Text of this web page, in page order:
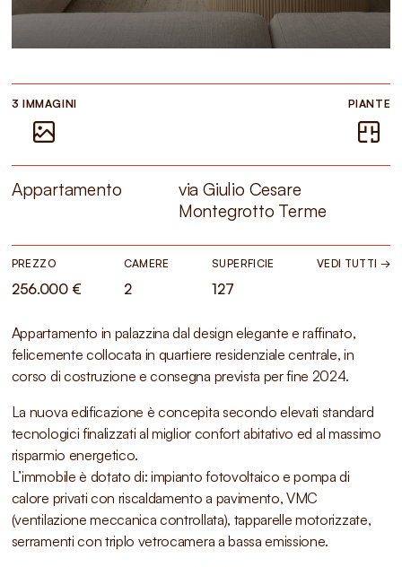
3 IMMAGINI PIANTE
Appartamento
via Giulio Cesare
Montegrotto Terme
PREZZO
256.000 €
CAMERE
2
SUPERFICIE
127
VEDI TUTTI →
Appartamento in palazzina dal design elegante e raffinato,
felicemente collocata in quartiere residenziale centrale, in
corso di costruzione e consegna prevista per fine 2024.
La nuova edificazione è concepita secondo elevati standard
tecnologici finalizzati al miglior confort abitativo ed al massimo
risparmio energetico.
L’immobile è dotato di: impianto fotovoltaico e pompa di
calore privati con riscaldamento a pavimento, VMC
(ventilazione meccanica controllata), tapparelle motorizzate,
serramenti con triplo vetrocamera a bassa emissione.